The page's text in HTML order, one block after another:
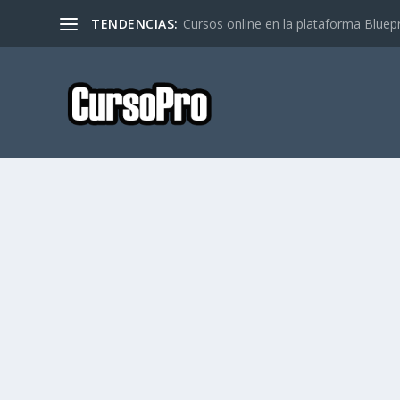
TENDENCIAS: Cursos online en la plataforma